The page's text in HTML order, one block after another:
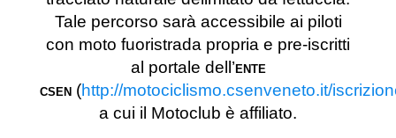
Tale percorso sarà accessibile ai piloti
con moto fuoristrada propria e pre-iscritti
al portale dell’ ENTE
CSEN (http://motociclismo.csenveneto.it/
a cui il Motoclub è affiliato.